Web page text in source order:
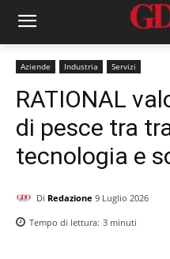
Aziende Industria Servizi
RATIONAL
di pesce tra
tecnologia e
Di Redazione 9 Luglio 2026
Tempo di lettura: 3 minuti